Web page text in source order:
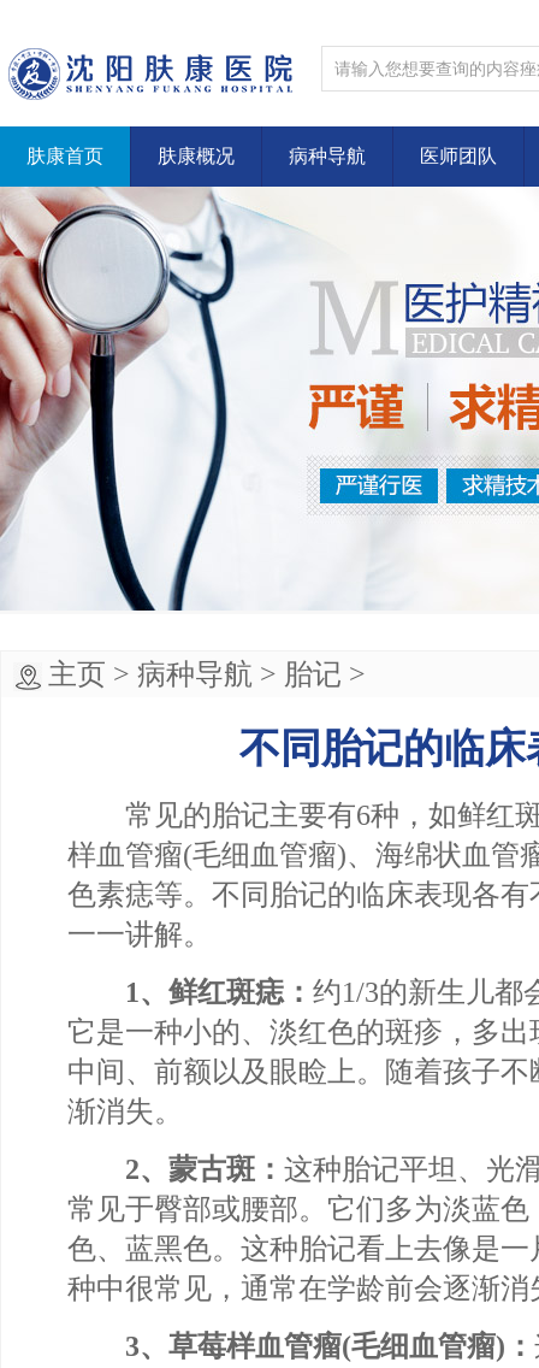
肤康首页 肤康概况 病种导航 医师团队
主页 > 病种导航 > 胎记 >
不同胎记的临床
常见的胎记主要有6种，如鲜红
样血管瘤(毛细血管瘤)、海绵状血管
色素痣等。不同胎记的临床表现各
一一讲解。
1、鲜红斑痣： 约1/3的新生儿都
它是一种小的、淡红色的斑疹，多
中间、前额以及眼睑上。随着孩子
渐消失。
2、蒙古斑： 这种胎记平坦、光
常见于臀部或腰部。它们多为淡蓝
色、蓝黑色。这种胎记看上去像是
种中很常见，通常在学龄前会逐渐消
3、草莓样血管瘤(毛细血管瘤)：